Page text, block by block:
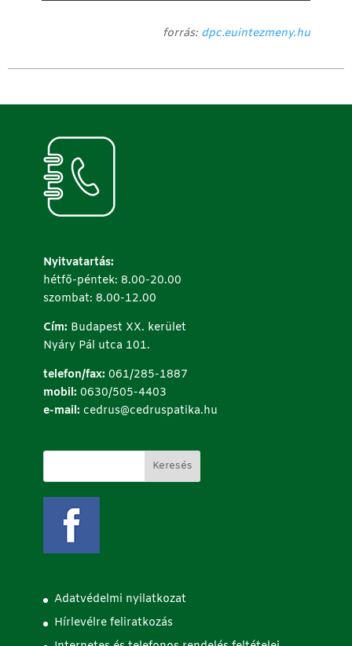
forrás: dpc.euintezmeny.hu
Nyitvatartás:
hétfő-péntek: 8.00-20.00
szombat: 8.00-12.00
Cím: Budapest XX. kerület
Nyáry Pál utca 101.
telefon/fax: 061/285-1887
mobil: 0630/505-4403
e-mail: cedrus@cedruspatika.hu
Adatvédelmi nyilatkozat
Hírlevélre feliratkozás